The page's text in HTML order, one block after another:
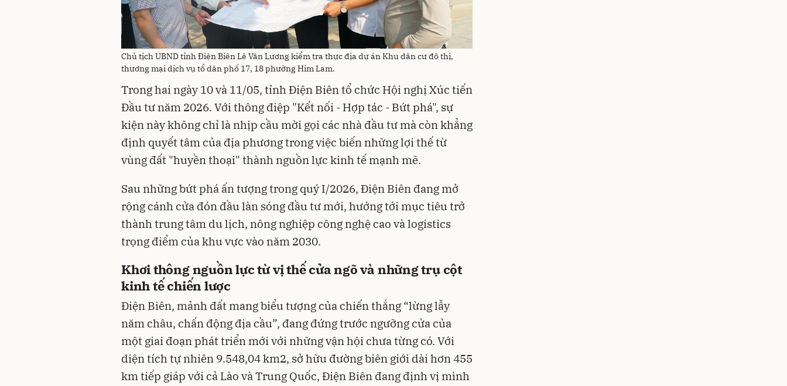
Chủ tịch UBND tỉnh Điện Biên Lê Văn Lương kiểm tra thực địa dự án Khu dân cư đô thị,
thương mại dịch vụ tổ dân phố 17, 18 phường Him Lam.
Trong hai ngày 10 và 11/05, tỉnh Điện Biên tổ chức Hội nghị Xúc tiến
Đầu tư năm 2026. Với thông điệp "Kết nối - Hợp tác - Bứt phá", sự
kiện này không chỉ là nhịp cầu mời gọi các nhà đầu tư mà còn khẳng
định quyết tâm của địa phương trong việc biến những lợi thế từ
vùng đất "huyền thoại" thành nguồn lực kinh tế mạnh mẽ.
Sau những bứt phá ấn tượng trong quý I/2026, Điện Biên đang mở
rộng cánh cửa đón đầu làn sóng đầu tư mới, hướng tới mục tiêu trở
thành trung tâm du lịch, nông nghiệp công nghệ cao và logistics
trọng điểm của khu vực vào năm 2030.
Khơi thông nguồn lực từ vị thế cửa ngõ và những trụ cột
kinh tế chiến lược
Điện Biên, mảnh đất mang biểu tượng của chiến thắng “lừng lẫy
năm châu, chấn động địa cầu”, đang đứng trước ngưỡng cửa của
một giai đoạn phát triển mới với những vận hội chưa từng có. Với
diện tích tự nhiên 9.548,04 km2, sở hữu đường biên giới dài hơn 455
km tiếp giáp với cả Lào và Trung Quốc, Điện Biên đang định vị mình